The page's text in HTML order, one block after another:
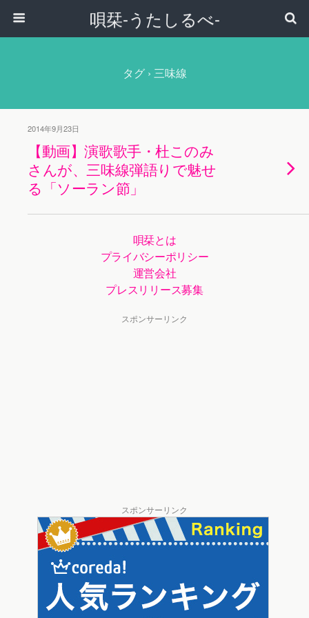
唄栞-うたしるべ-
タグ › 三味線
2014年9月23日
【動画】演歌歌手・杜このみ
さんが、三味線弾語りで魅せ
る「ソーラン節」
唄栞とは
プライバシーポリシー
運営会社
プレスリリース募集
スポンサーリンク
スポンサーリンク